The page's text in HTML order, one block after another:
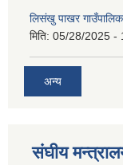
लिसंखु पाखर
मिति: 05/28/2025 -
अन्य
संघीय